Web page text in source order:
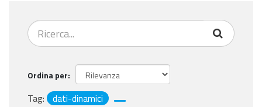
Ordina per
Tag:
dati-dinamici